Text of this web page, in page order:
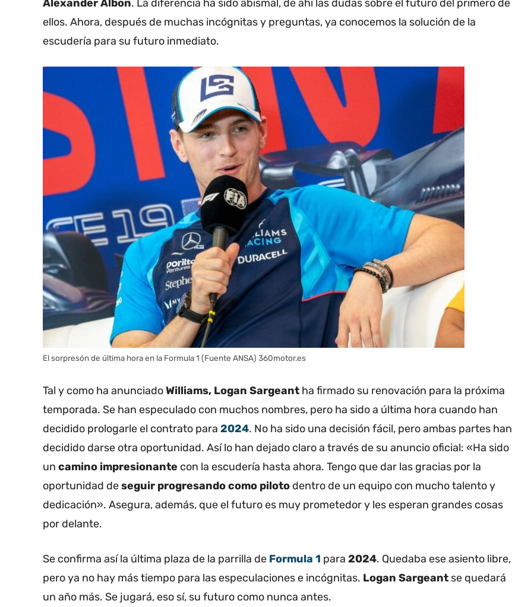
Alexander Albon. La diferencia ha sido abismal, de ahí las dudas sobre el futuro del primero de
ellos. Ahora, después de muchas incógnitas y preguntas, ya conocemos la solución de la
escudería para su futuro inmediato.
El sorpresón de última hora en la Formula 1 (Fuente ANSA) 360motor.es
Tal y como ha anunciadoWilliams, Logan Sargeant ha firmado su renovación para la próxima
temporada. Se han especulado con muchos nombres, pero ha sido a última hora cuando han
decidido prologarle el contrato para 2024. No ha sido una decisión fácil, pero ambas partes han
decidido darse otra oportunidad. Así lo han dejado claro a través de su anuncio oficial: «Ha sido
un camino impresionante con la escudería hasta ahora. Tengo que dar las gracias por la
oportunidad deseguir progresando como piloto dentro de un equipo con mucho talento y
dedicación». Asegura, además, que el futuro es muy prometedor y les esperan grandes cosas
por delante.
Se confirma así la última plaza de la parrilla de Formula 1 para 2024. Quedaba ese asiento libre,
pero ya no hay más tiempo para las especulaciones e incógnitas. Logan Sargeant se quedará
un año más. Se jugará, eso sí, su futuro como nunca antes.